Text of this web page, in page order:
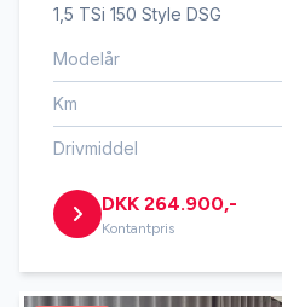
1,5 TSi 150 Style DSG
Modelår
Km
Drivmiddel
DKK 264.900,-
Kontantpris